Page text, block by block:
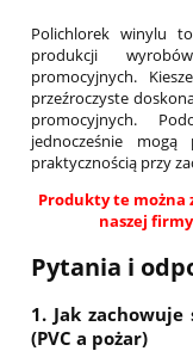
Polichlorek winylu
produkcji
promocyjnych.
przeźroczyste
promocyjnych.
jednocześnie
praktycznością przy
Produkty te można
naszej
Pytania i
1. Jak
(PVC a pożar)